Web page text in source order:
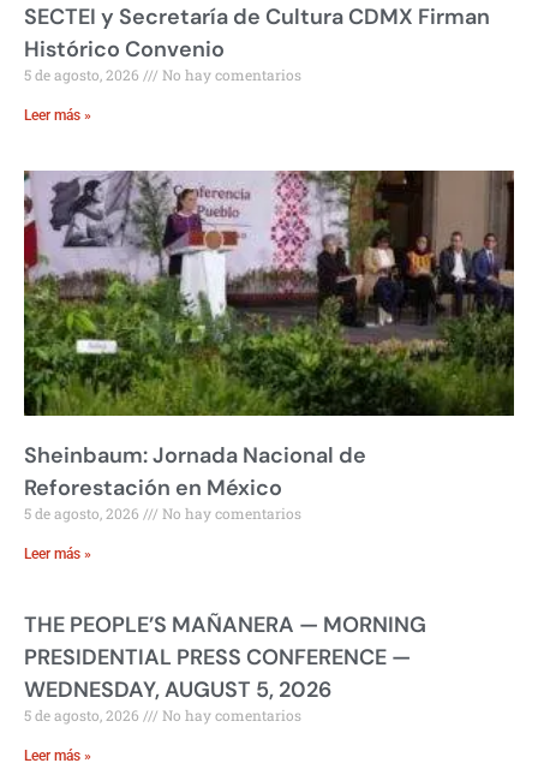
SECTEI y Secretaría de Cultura CDMX Firman
Histórico Convenio
5 de agosto, 2026 No hay comentarios
Leer más »
Sheinbaum: Jornada Nacional de
Reforestación en México
5 de agosto, 2026 No hay comentarios
Leer más »
THE PEOPLE’S MAÑANERA — MORNING
PRESIDENTIAL PRESS CONFERENCE —
WEDNESDAY, AUGUST 5, 2026
5 de agosto, 2026 No hay comentarios
Leer más »